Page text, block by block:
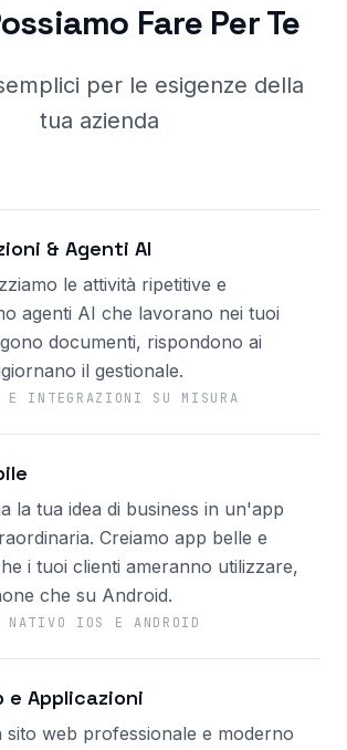
Fare Per Te
per le esigenze della
tua azienda
& Agenti AI
le attività ripetitive e
agenti AI che lavorano nei tuoi
documenti, rispondono ai
il gestionale.
E INTEGRAZIONI SU MISURA
la tua idea di business in un'app
Creiamo app belle e
i tuoi clienti ameranno utilizzare,
che su Android.
NATIVO IOS E ANDROID
e Applicazioni
sito web professionale e moderno